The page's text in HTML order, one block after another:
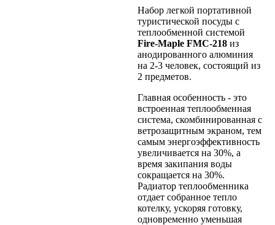
Набор легкой портативной
туристической посуды с
теплообменной системой
Fire-Maple FMC-218 из
анодированного алюминия
на 2-3 человек, состоящий из
2 предметов.
Главная особенность - это
встроенная теплообменная
система, скомбинированная с
ветрозащитным экраном, тем
самым энергоэффективность
увеличивается на 30%, а
время закипания воды
сокращается на 30%.
Радиатор теплообменника
отдает собранное тепло
котелку, ускоряя готовку,
одновременно уменьшая